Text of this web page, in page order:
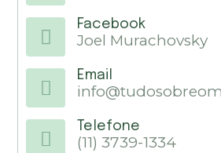
Facebook
Joel Murachovsky
Email
Telefone
(11) 3739-1334